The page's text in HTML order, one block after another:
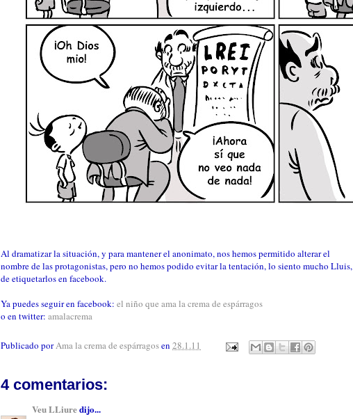
Al dramatizar la situación, y para mantener el anonimato, nos hemos permitido alterar el
nombre de las protagonistas, pero no hemos podido evitar la tentación, lo siento mucho Lluis,
de etiquetarlos en facebook.
Ya puedes seguir en facebook: el niño que ama la crema de espárragos
o en twitter: amalacrema
Publicado porAma la crema de espárragosen 28.1.11
4 comentarios:
Veu LLiuredijo...